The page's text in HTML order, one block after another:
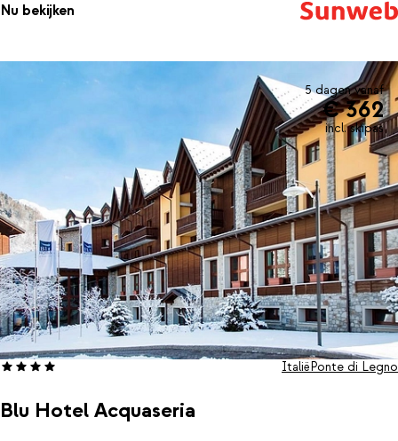
vermoeid terug en ben je toe aan wat ontspanning? Dan kun je
volgende dag weer helemaal uitgerust bovenaan de piste.
Nu bekijken
5 dagen vanaf
€ 362
incl. skipas
Blu Hotel Acquaseria
ItaliëPonte di Legno